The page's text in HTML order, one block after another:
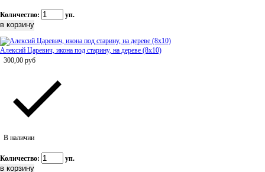
Количество: уп.
Алексий Царевич, икона под старину, на дереве (8x10)
300,00 руб
В наличии
Количество: уп.